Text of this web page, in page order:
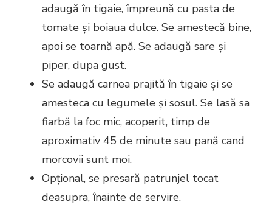
adaugă în tigaie, împreună cu pasta de
tomate și boiaua dulce. Se amestecă bine,
apoi se toarnă apă. Se adaugă sare și
piper, dupa gust.
Se adaugă carnea prajită în tigaie și se
amesteca cu legumele și sosul. Se lasă sa
fiarbă la foc mic, acoperit, timp de
aproximativ 45 de minute sau pană cand
morcovii sunt moi.
Opțional, se presară patrunjel tocat
deasupra, înainte de servire.